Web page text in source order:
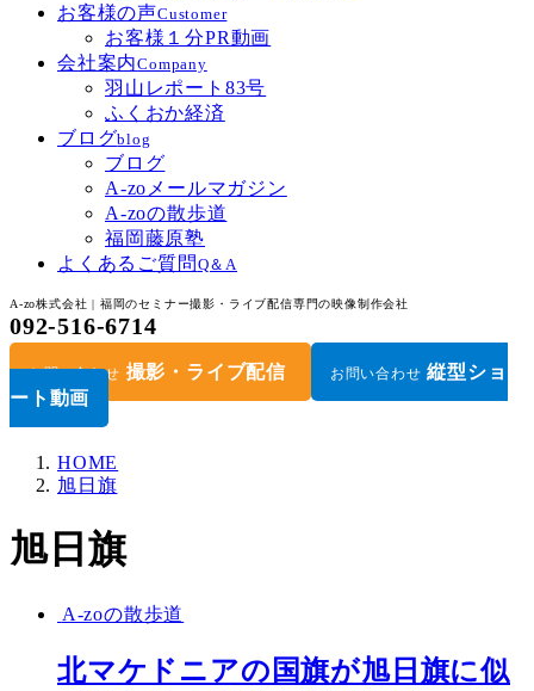
お客様の声Customer
お客様１分PR動画
会社案内Company
羽山レポート83号
ふくおか経済
ブログblog
ブログ
A-zoメールマガジン
A-zoの散歩道
福岡藤原塾
よくあるご質問 Q＆A
A-zo株式会社 | 福岡のセミナー撮影・ライブ配信専門の映像制作会社
092-516-6714
お問い合わせ 撮影・ライブ配信 お問い合わせ 縦型ショ
ート動画
HOME
旭日旗
旭日旗
A-zoの散歩道
北マケドニアの国旗が旭日旗に似